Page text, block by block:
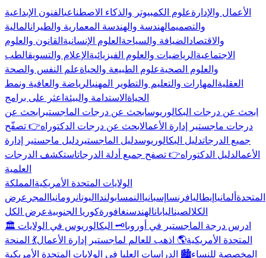
الأعمال والإدارةعلوم الكمبيوتر والذكاء الاصطناعيالفنون الإبداعية
والتصميمالهندسة والهندسة المعمارية والطيرانالمالية
والاقتصادالضيافة والسياحةالعلوم الإنسانيةالقانون والعلوم
الاجتماعيةالرياضيات والعلوم الفيزيائيةالإعلام والتسويقالطب
والعلوم الصحيةعلوم الطبيعة والحياةعلم النفس والصحة
العقليةالمهارات والتعليم والتطوير المهنيالرياضة والعافية ونمط
الحياةالاستدامة والبيئةاعثر على برامج
ابحث عن درجات البكالوريوسابحث عن درجات الماجستير ابحث عن
درجات ماجستير إدارة الأعمالابحث عن درجات الدكتوراه👉 تصفّح
جميع الدرجاتدليل البكالوريوسدليل الماجستير دليل ماجستير إدارة
الأعمالدليل الدكتوراه👉 تصفح جميع أدلة الدرجاتاستكشف الدرجات
العلمية
الولايات المتحدة الأمريكيةالمملكة
المتحدةألمانياإيطاليافرنساإسبانياالنمسابولندااليونانرومانياالمجر عرض
الكلالصيناليابانالهندسنغافورةكوريا الجنوبيةعرض الكل
🏛️ ادرس درجة الماجستير في أوروبا🗝️ البكالوريوس في الولايات
المتحدة الأمريكية🌎 اذهب للعالم لماجستير إدارة الأعمال💃 المنحة
المخصصة للنساء🏙️ الدراسات العليا في الولايات المتحدة الأمريكية